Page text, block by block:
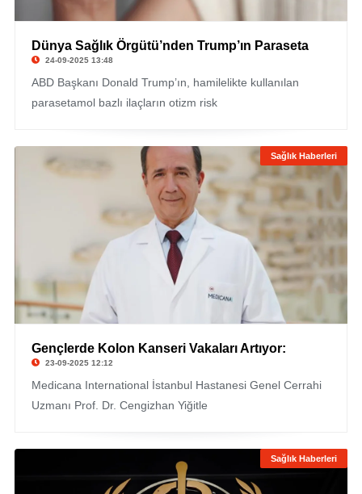
Dünya Sağlık Örgütü’nden Trump’ın Paraseta
24-09-2025 13:48
ABD Başkanı Donald Trump’ın, hamilelikte kullanılan
parasetamol bazlı ilaçların otizm risk
Sağlık Haberleri
Gençlerde Kolon Kanseri Vakaları Artıyor:
23-09-2025 12:12
Medicana International İstanbul Hastanesi Genel Cerrahi
Uzmanı Prof. Dr. Cengizhan Yiğitle
Sağlık Haberleri